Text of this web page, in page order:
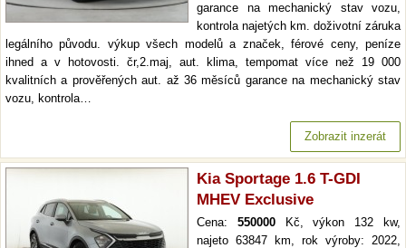
garance na mechanický stav vozu,
kontrola najetých km. doživotní záruka
legálního původu. výkup všech modelů a značek, férové ceny, peníze
ihned a v hotovosti. čr,2.maj, aut. klima, tempomat více než 19 000
kvalitních a prověřených aut. až 36 měsíců garance na mechanický stav
vozu, kontrola…
Zobrazit inzerát
Kia Sportage 1.6 T-GDI
MHEV Exclusive
Cena: 550000Kč, výkon 132 kw,
najeto 63847 km, rok výroby: 2022,